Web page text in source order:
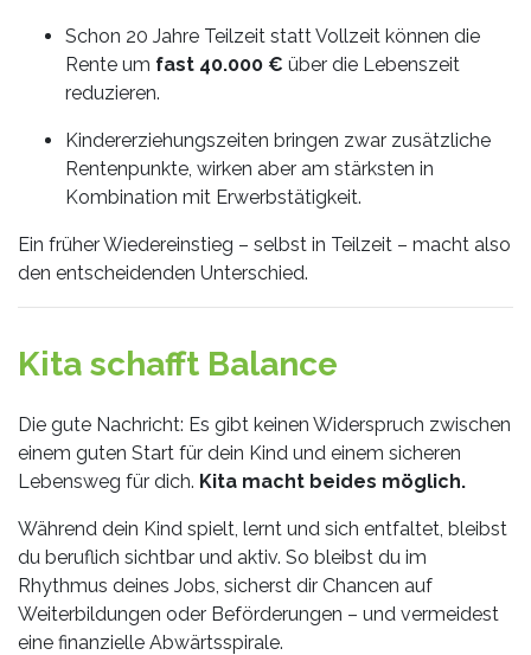
Schon 20 Jahre Teilzeit statt Vollzeit können die
Rente um fast 40.000 € über die Lebenszeit
reduzieren.
Kindererziehungszeiten bringen zwar zusätzliche
Rentenpunkte, wirken aber am stärksten in
Kombination mit Erwerbstätigkeit.
Ein früher Wiedereinstieg – selbst in Teilzeit – macht also
den entscheidenden Unterschied.
Kita schafft Balance
Die gute Nachricht: Es gibt keinen Widerspruch zwischen
einem guten Start für dein Kind und einem sicheren
Lebensweg für dich. Kita macht beides möglich.
Während dein Kind spielt, lernt und sich entfaltet, bleibst
du beruflich sichtbar und aktiv. So bleibst du im
Rhythmus deines Jobs, sicherst dir Chancen auf
Weiterbildungen oder Beförderungen – und vermeidest
eine finanzielle Abwärtsspirale.